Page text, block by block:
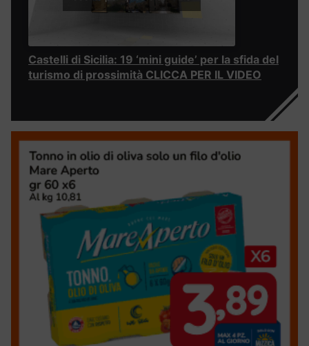
Castelli di Sicilia: 19 ‘mini guide’ per la sfida del
turismo di prossimità CLICCA PER IL VIDEO